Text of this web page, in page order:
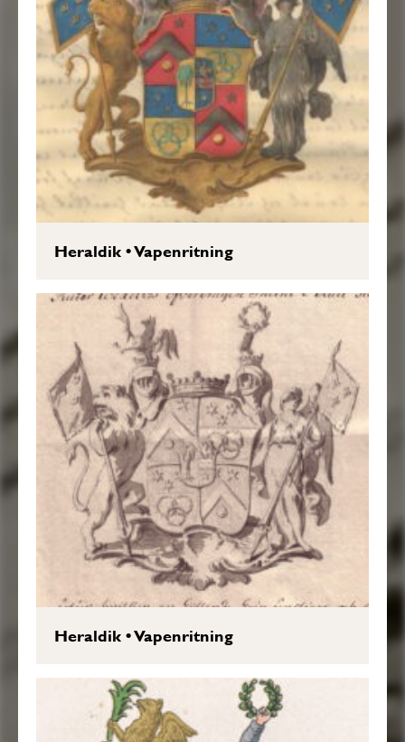
Heraldik•Vapenritning
Heraldik•Vapenritning